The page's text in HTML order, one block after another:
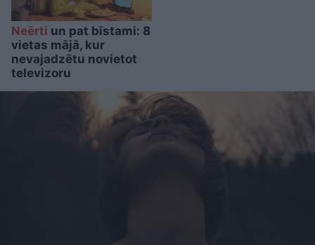
Neērti un pat bīstami: 8
vietas mājā, kur
nevajadzētu novietot
televizoru